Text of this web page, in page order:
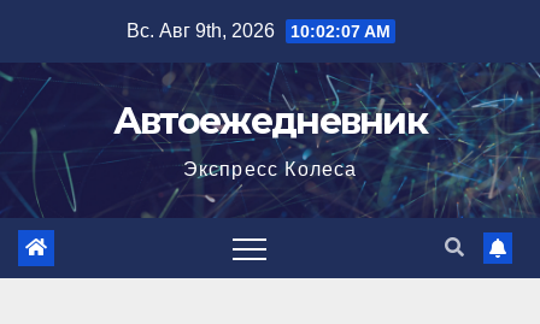
содержимому
Вс. Авг 9th, 2026 10:02:08 AM
Автоежедневник
Экспресс Колеса